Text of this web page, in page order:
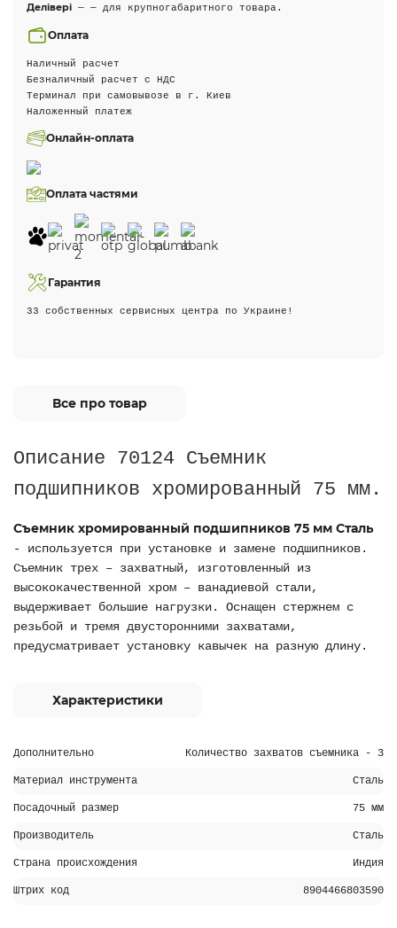
Делівері — — для крупногабаритного товара.
Оплата
Наличный расчет
Безналичный расчет с НДС
Терминал при самовывозе в г. Киев
Наложенный платеж
Онлайн-оплата
Оплата частями
Гарантия
33 собственных сервисных центра по Украине!
Все про товар
Описание 70124 Съемник
подшипников хромированный 75 мм.
Съемник хромированный подшипников 75 мм Сталь
- используется при установке и замене подшипников.
Съемник трех – захватный, изготовленный из
высококачественной хром – ванадиевой стали,
выдерживает большие нагрузки. Оснащен стержнем с
резьбой и тремя двусторонними захватами,
предусматривает установку кавычек на разную длину.
Характеристики
Дополнительно Количество захватов съемника - 3
Материал инструмента Сталь
Посадочный размер 75 мм
Производитель Сталь
Страна происхождения Индия
Штрих код 8904466803590